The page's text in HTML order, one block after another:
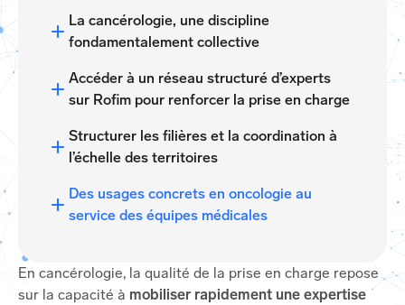
La cancérologie, une discipline
fondamentalement collective
Accéder à un réseau structuré d’experts
sur Rofim pour renforcer la prise en charge
Structurer les filières et la coordination à
l’échelle des territoires
Des usages concrets en oncologie au
service des équipes médicales
En cancérologie, la qualité de la prise en charge repose
sur la capacité à mobiliser rapidement une expertise